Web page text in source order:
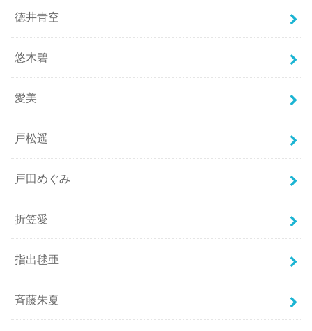
徳井青空
悠木碧
愛美
戸松遥
戸田めぐみ
折笠愛
指出毬亜
斉藤朱夏